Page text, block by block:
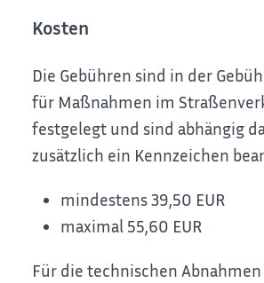
Kosten
Die Gebühren sind in der
für Maßnahmen im
festgelegt und sind abhängig
zusätzlich ein Kennzeichen
mindestens 39,50 EUR
maximal 55,60 EUR
Für die technischen